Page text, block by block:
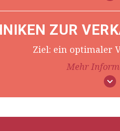
ZUR
Ziel: ein optimaler
Mehr